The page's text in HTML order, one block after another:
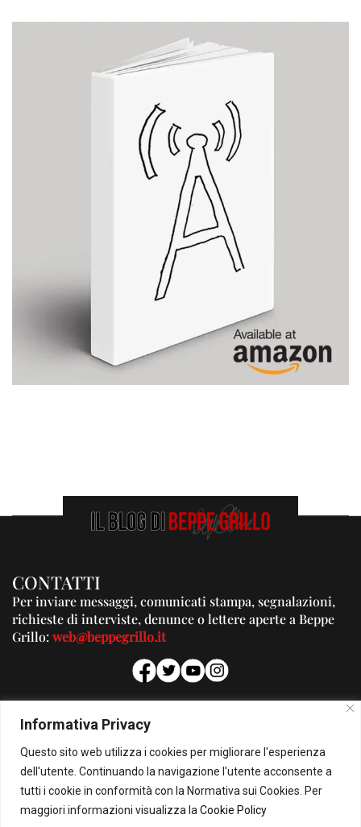
Informativa Privacy
Questo sito web utilizza i cookies per migliorare l'esperienza
dell'utente. Continuando la navigazione l'utente acconsente a
tutti i cookie in conformità con la Normativa sui Cookies. Per
maggiori informazioni visualizza la Cookie Policy
CONTATTI
Per inviare messaggi, comunicati stampa, segnalazioni,
richieste di interviste, denunce o lettere aperte a Beppe
Grillo:web@beppegrillo.it
PUBBLICITA'
Per la tua pubblicità su questo Blog:
pubblicita@beppegrillo.it